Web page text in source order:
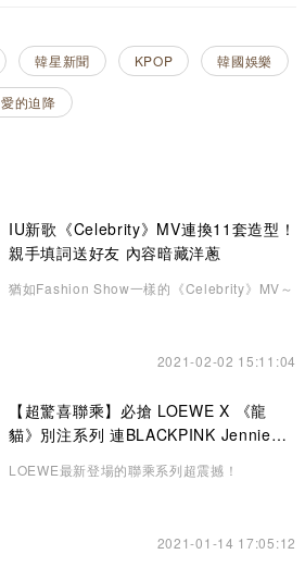
韓星新聞 KPOP 韓國娛樂
愛的迫降
IU新歌《Celebrity》MV連換11套造型！
親手填詞送好友 內容暗藏洋蔥
猶如Fashion Show一樣的《Celebrity》MV～
2021-02-02 15:11:04
【超驚喜聯乘】必搶 LOEWE X 《龍
貓》別注系列 連BLACKPINK Jennie也
LOEWE最新登場的聯乘系列超震撼！
2021-01-14 17:05:12